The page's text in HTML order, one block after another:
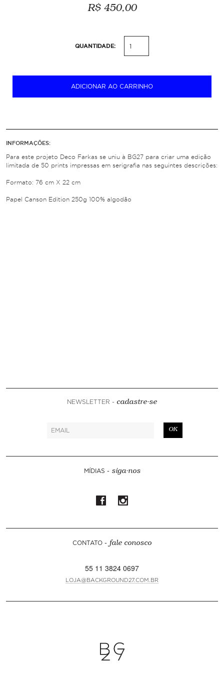
R$ 450,00
QUANTIDADE:
ADICIONAR AO CARRINHO
INFORMAÇÕES:
Para este projeto Deco Farkas se uniu à BG27 para criar uma edição
limitada de 50 prints impressas em serigrafia nas seguintes descrições:
Formato: 76 cm X 22 cm
Papel Canson Edition 250g 100% algodão
NEWSLETTER - cadastre-se
OK
MÍDIAS - siga-nos
CONTATO - fale conosco
55 11 3824 0697
LOJA@BACKGROUND27.COM.BR